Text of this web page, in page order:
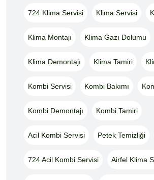
724 Klima Servisi Klima Servisi
Klima Montajı Klima Gazı Dolumu
Klima Demontajı Klima Tamiri
Kombi Servisi Kombi Bakımı
Kombi Demontajı Kombi Tamiri
Acil Kombi Servisi Petek Temizliği
724 Acil Kombi Servisi Airfel Klima